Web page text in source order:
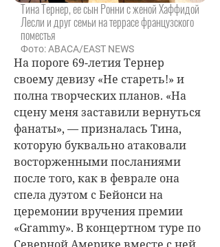
Тина Тернер, ее сын Ронни с женой Хаффидой
Лесли и друг семьи на террасе французского
поместья
Фото: ABACA/EAST NEWS
На пороге 69-летия Тернер
своему девизу «Не стареть!» и
полна творческих планов. «На
сцену меня заставили вернуться
фанаты», — призналась Тина,
которую буквально атаковали
восторженными посланиями
после того, как в феврале она
спела дуэтом с Бейонси на
церемонии вручения премии
«Grammy». В концертном туре по